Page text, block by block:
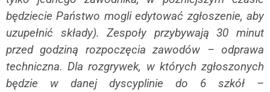
będziecie Państwo mogli edytować zgłoszenie, aby
uzupełnić składy).Zespoły przybywają 30 minut
przed godziną rozpoczęcia zawodów – odprawa
techniczna.Dla rozgrywek, w których zgłoszonych
będzie w danej dyscyplinie do 6 szkół –